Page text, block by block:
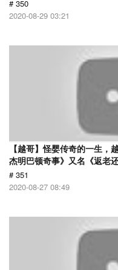
# 350
2020-08-29 03:21
【越哥】怪婴传奇的一生
杰明巴顿奇事》又名《返老还
# 351
2020-08-27 08:49